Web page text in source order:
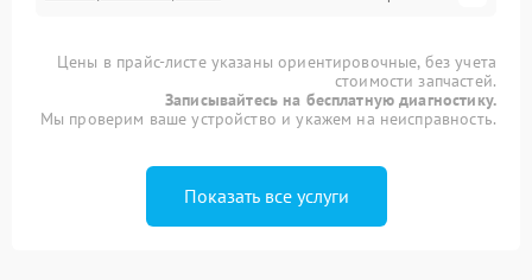
Цены в прайс-листе указаны ориентировочные, без учета
стоимости запчастей.
Записывайтесь на бесплатную диагностику.
Мы проверим ваше устройство и укажем на неисправность.
Показать все услуги